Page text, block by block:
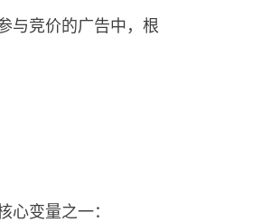
与竞价的广告中，根
变量之一：